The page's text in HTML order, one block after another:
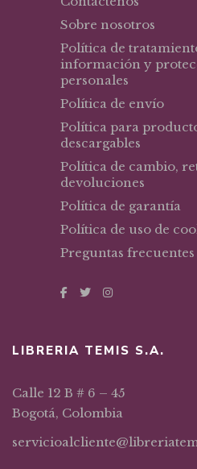
Sobre nosotros
Política de
información y
personales
Política de envío
Política para
descargables
Política de cambio,
devoluciones
Política de garantía
Política de uso de
Preguntas frecuentes
LIBRERIA TEMIS S.A.
Calle 12 B # 6 – 45
Bogotá, Colombia